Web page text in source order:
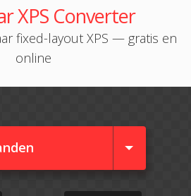
XPS Converter
fixed-layout XPS — gratis en
online